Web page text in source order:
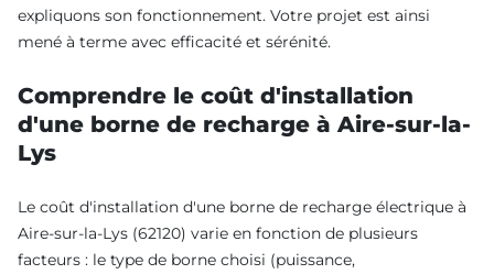
expliquons son fonctionnement. Votre projet est ainsi
mené à terme avec efficacité et sérénité.
Comprendre le coût d'installation
d'une borne de recharge à Aire-sur-la-
Lys
Le coût d'installation d'une borne de recharge électrique à
Aire-sur-la-Lys (62120) varie en fonction de plusieurs
facteurs : le type de borne choisi (puissance,